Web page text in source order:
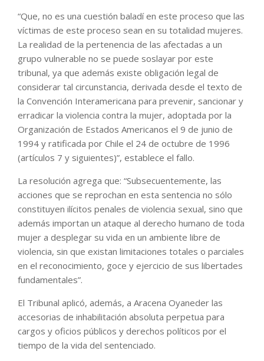
“Que, no es una cuestión baladí en este proceso que las
víctimas de este proceso sean en su totalidad mujeres.
La realidad de la pertenencia de las afectadas a un
grupo vulnerable no se puede soslayar por este
tribunal, ya que además existe obligación legal de
considerar tal circunstancia, derivada desde el texto de
la Convención Interamericana para prevenir, sancionar y
erradicar la violencia contra la mujer, adoptada por la
Organización de Estados Americanos el 9 de junio de
1994 y ratificada por Chile el 24 de octubre de 1996
(artículos 7 y siguientes)”, establece el fallo.
La resolución agrega que: “Subsecuentemente, las
acciones que se reprochan en esta sentencia no sólo
constituyen ilícitos penales de violencia sexual, sino que
además importan un ataque al derecho humano de toda
mujer a desplegar su vida en un ambiente libre de
violencia, sin que existan limitaciones totales o parciales
en el reconocimiento, goce y ejercicio de sus libertades
fundamentales”.
El Tribunal aplicó, además, a Aracena Oyaneder las
accesorias de inhabilitación absoluta perpetua para
cargos y oficios públicos y derechos políticos por el
tiempo de la vida del sentenciado.